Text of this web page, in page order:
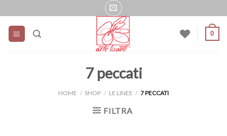
ai
contenuti
0
7 peccati
HOME / SHOP / LE LINEE / 7 PECCATI
FILTRA